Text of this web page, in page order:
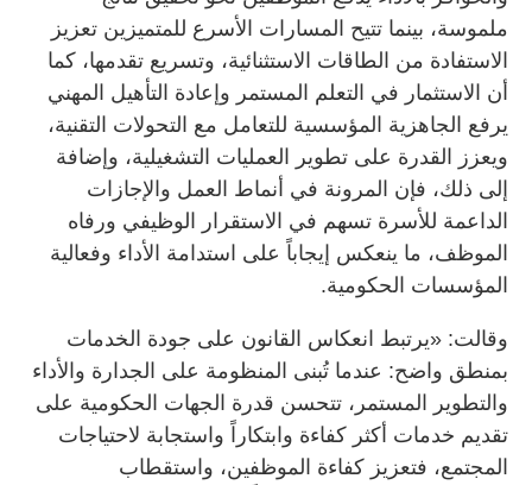
ملموسة، بينما تتيح المسارات الأسرع للمتميزين تعزيز
الاستفادة من الطاقات الاستثنائية، وتسريع تقدمها، كما
أن الاستثمار في التعلم المستمر وإعادة التأهيل المهني
يرفع الجاهزية المؤسسية للتعامل مع التحولات التقنية،
ويعزز القدرة على تطوير العمليات التشغيلية، وإضافة
إلى ذلك، فإن المرونة في أنماط العمل والإجازات
الداعمة للأسرة تسهم في الاستقرار الوظيفي ورفاه
الموظف، ما ينعكس إيجاباً على استدامة الأداء وفعالية
المؤسسات الحكومية.
وقالت: «يرتبط انعكاس القانون على جودة الخدمات
بمنطق واضح: عندما تُبنى المنظومة على الجدارة والأداء
والتطوير المستمر، تتحسن قدرة الجهات الحكومية على
تقديم خدمات أكثر كفاءة وابتكاراً واستجابة لاحتياجات
المجتمع، فتعزيز كفاءة الموظفين، واستقطاب